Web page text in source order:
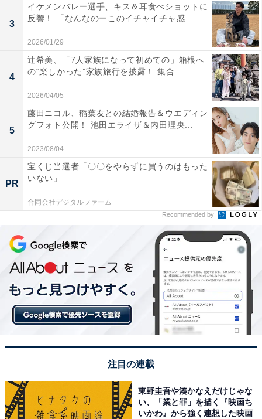
3
イケメンバレー選手、キス＆耳食べショットに
反響！ 「なんなのーこのイチャイチャ感...
2026/01/29
4
辻希美、「7人家族になって初めての」箱根へ
の“楽しかった”家族旅行を披露！ 集合...
2026/04/05
5
藤田ニコル、稲葉友との結婚報告＆ウエディン
グフォト公開！ 池田エライザ＆内田理央...
2023/08/04
PR
宝くじ当選者「〇〇をやらずに買うのはもった
いない」
合同会社デジタルファーム
Recommended by
注目の連載
東野圭吾や湊かなえだけじゃな
い、「業と罪」を描く『映画ち
いかわ』から強く連想した映画